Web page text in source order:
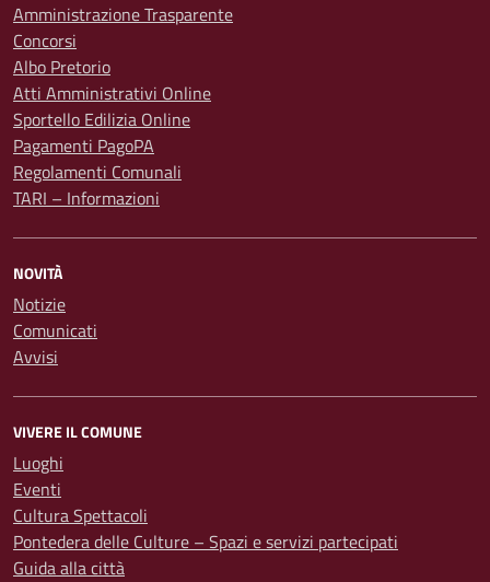
Amministrazione Trasparente
Concorsi
Albo Pretorio
Atti Amministrativi Online
Sportello Edilizia Online
Pagamenti PagoPA
Regolamenti Comunali
TARI – Informazioni
NOVITÀ
Notizie
Comunicati
Avvisi
VIVERE IL COMUNE
Luoghi
Eventi
Cultura Spettacoli
Pontedera delle Culture – Spazi e servizi partecipati
Guida alla città